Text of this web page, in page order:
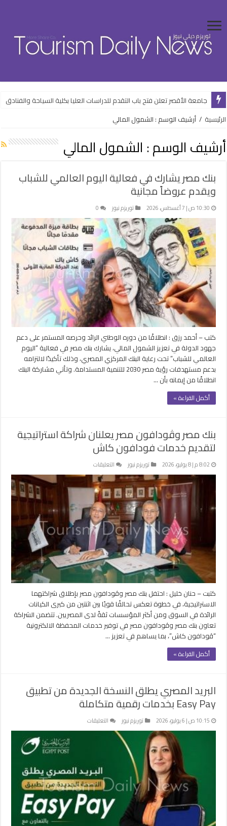
جامعة الأقصر تعلن فتح باب التقدم للدراسات العليا بكلية السياحة والفنادق
ضبط المتهم بالنصب على راغبي السفر للخارج بالقاهرة
الرئيسية / أرشيف الوسم : الشمول المالي
أرشيف الوسم : الشمول المالي
بنك مصر يشارك في فعالية اليوم العالمي للشباب
ويقدم عروضاً مجانية
10:30 ص | 7 أغسطس، 2026 توريزم نيوز 0
كتب – أحمد رزق : انطلاقًا من دوره الوطني الرائد وحرصه المستمر على دعم
جهود الدولة في تعزيز الشمول المالي، يشارك بنك مصر في فعالية “اليوم
العالمي للشباب” تحت رعاية البنك المركزي المصري، وذلك تأكيدًا لالتزامه
بدعم مستهدفات رؤية مصر 2030 للتنمية المستدامة. وتأتي مشاركة البنك
انطلاقًا من إيمانه بأن …
أكمل القراءة »
بنك مصر وڤودافون مصر يعلنان شراكة استراتيجية
لتقديم خدمات فودافون كاش
8:02 م | 8 يوليو، 2026 توريزم نيوز التعليقات
بنك
مصر
وڤودافون
مصر
يعلنان
شراكة
استراتيجية
لتقديم
خدمات
فودافون
كاش
مغلقة
كتبت – حنان خليل : احتفل بنك مصر وڤودافون مصر بإطلاق شراكتهما
الاستراتيجية، في خطوة تعكس تحالفًا قويًا بين اثنتين من كبرى الكيانات
الرائدة في السوق ومن أكثر المؤسسات ثقةً لدى المصريين. تتضمن الشراكة
تعاون بنك مصر وڤودافون مصر في توفير خدمات المحفظة الالكترونية
“ڤودافون كاش”، بما يساهم في تعزيز …
أكمل القراءة »
البريد المصري يطلق النسخة الجديدة من تطبيق
Easy Pay بخدمات رقمية متكاملة
10:15 ص | 6 يوليو، 2026 توريزم نيوز التعليقات
البريد
المصري
الجديدة
من
تطبيق
Easy
Pay